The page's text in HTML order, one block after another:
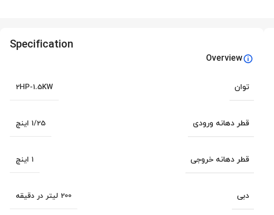
Specification
Overview
توان 2HP-1.5KW
قطر دهانه ورودی 1/25 اینچ
قطر دهانه خروجی ۱ اینچ
دبی 200 لیتر در دقیقه